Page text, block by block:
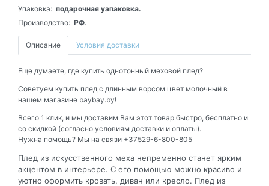
Упаковка: подарочная уапаковка.
Производство: РФ.
Описание Условия доставки
Еще думаете, где купить однотонный меховой плед?
Советуем купить плед с длинным ворсом цвет молочный в
нашем магазине baybay.by!
Всего 1 клик, и мы доставим Вам этот товар быстро, бесплатно и
со скидкой (согласно условиям доставки и оплаты).
Нужна помощь? Мы на связи +37529-6-800-805
Плед из искусственного меха непременно станет ярким
акцентом в интерьере. С его помощью можно красиво и
уютно оформить кровать, диван или кресло. Плед из